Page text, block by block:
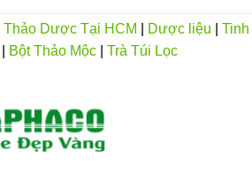
Thảo Dược Tại HCM Dược liệu
Tinh
Bột Thảo Mộc Trà Túi Lọc